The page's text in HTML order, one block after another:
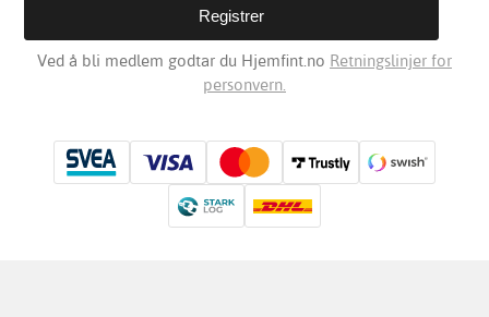
Ved å bli medlem godtar du Hjemfint.no Retningslinjer for
personvern.